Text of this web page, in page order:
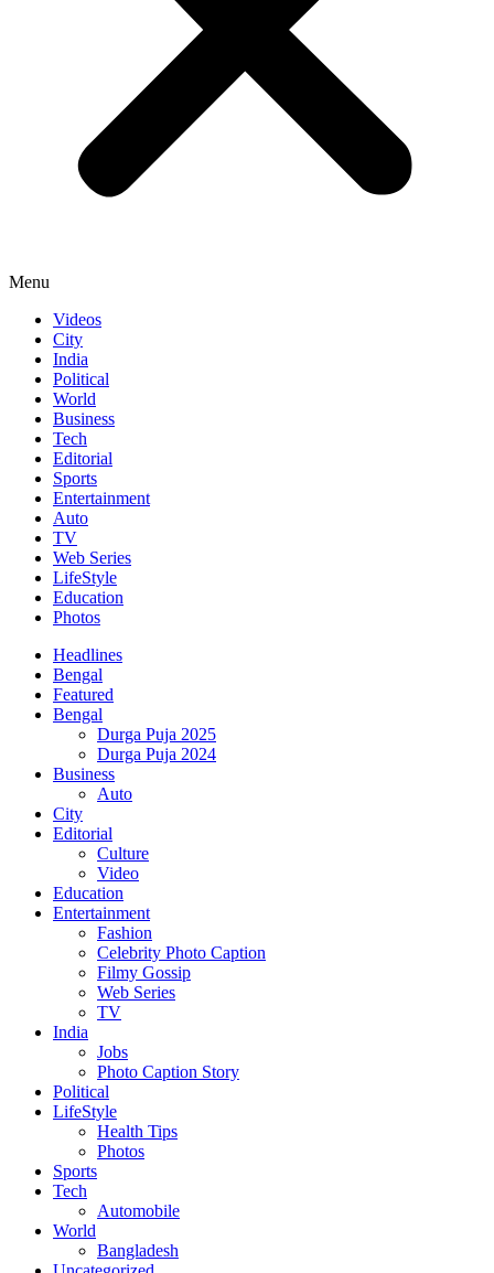
Menu
Videos
City
India
Political
World
Business
Tech
Editorial
Sports
Entertainment
Auto
TV
Web Series
LifeStyle
Education
Photos
Headlines
Bengal
Featured
Bengal
Durga Puja 2025
Durga Puja 2024
Business
Auto
City
Editorial
Culture
Video
Education
Entertainment
Fashion
Celebrity Photo Caption
Filmy Gossip
Web Series
TV
India
Jobs
Photo Caption Story
Political
LifeStyle
Health Tips
Photos
Sports
Tech
Automobile
World
Bangladesh